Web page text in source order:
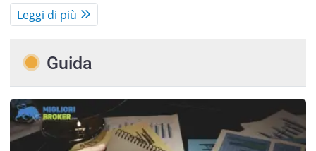
Leggi di più
Guida